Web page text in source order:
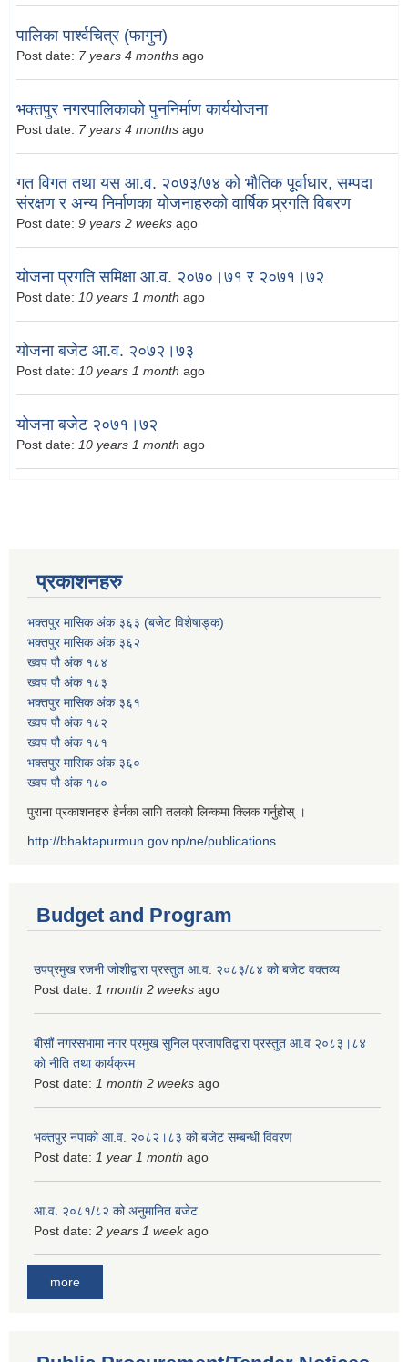
पालिका पार्श्वचित्र (फागुन)
Post date: 7 years 4 months ago
भक्तपुर नगरपालिकाको पुननिर्माण कार्ययोजना
Post date: 7 years 4 months ago
गत विगत तथा यस आ.व. २०७३/७४ को भौतिक पूूर्वाधार, सम्पदा
संरक्षण र अन्य निर्माणका योजनाहरुको वार्षिक प्र्रगति विबरण
Post date: 9 years 2 weeks ago
योजना प्रगति समिक्षा आ.व. २०७०।७१ र २०७१।७२
Post date: 10 years 1 month ago
योजना बजेट आ.व. २०७२।७३
Post date: 10 years 1 month ago
योजना बजेट २०७१।७२
Post date: 10 years 1 month ago
प्रकाशनहरु
भक्तपुर मासिक अंक ३६३ (बजेट विशेषाङ्क)
भक्तपुर मासिक अंक ३६२
ख्वप पौ अंक १८४
ख्वप पौ अंक १८३
भक्तपुर मासिक अंक ३६१
ख्वप पौ अंक १८२
ख्वप पौ अंक १८१
भक्तपुर मासिक अंक ३६०
ख्वप पौ अंक १८०
पुराना प्रकाशनहरु हेर्नका लागि तलको लिन्कमा क्लिक गर्नुहोस् ।
http://bhaktapurmun.gov.np/ne/publications
Budget and Program
उपप्रमुख रजनी जोशीद्वारा प्रस्तुत आ.व. २०८३/८४ को बजेट वक्तव्य
Post date: 1 month 2 weeks ago
बीसौं नगरसभामा नगर प्रमुख सुनिल प्रजापतिद्वारा प्रस्तुत आ.व‍ २०८३।८४
को नीति तथा कार्यक्रम
Post date: 1 month 2 weeks ago
भक्तपुर नपाको आ.व. २०८२।८३ को बजेट सम्बन्धी विवरण
Post date: 1 year 1 month ago
आ.व. २०८१/८२ को अनुमानित बजेट
Post date: 2 years 1 weekago
more